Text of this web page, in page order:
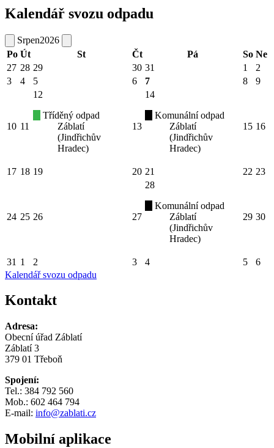
Kalendář svozu odpadu
Srpen2026
Po Út St Čt Pá So Ne
27 28 29 30 31 1
2
3
4 5 6 7 8 9
10 11
12
Tříděný odpad
Záblatí
(Jindřichův
Hradec)
13
14
Komunální odpad
Záblatí
(Jindřichův
Hradec)
15 16
17 18 19 20 21 22 23
24 25 26 27
28
Komunální odpad
Záblatí
(Jindřichův
Hradec)
29 30
31 1 2 3 4 5
6
Kalendář svozu odpadu
Kontakt
Adresa:
Obecní úřad Záblatí
Záblatí 3
379 01 Třeboň
Spojení:
Tel.: 384 792 560
Mob.: 602 464 794
E-mail: info@zablati.cz
Mobilní aplikace